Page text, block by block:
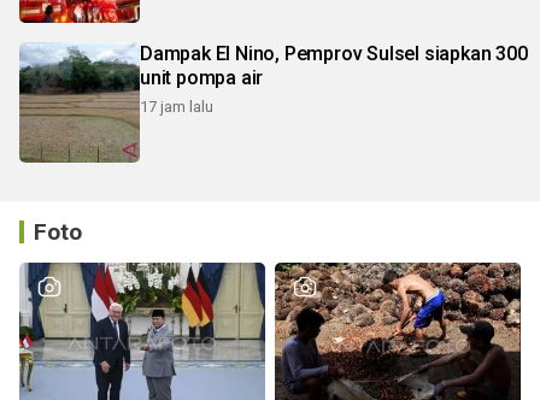
Dampak El Nino, Pemprov Sulsel siapkan 300
unit pompa air
17 jam lalu
Foto